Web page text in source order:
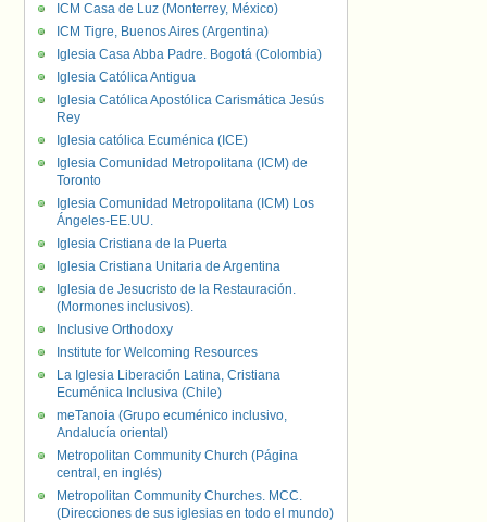
ICM Casa de Luz (Monterrey, México)
ICM Tigre, Buenos Aires (Argentina)
Iglesia Casa Abba Padre. Bogotá (Colombia)
Iglesia Católica Antigua
Iglesia Católica Apostólica Carismática Jesús
Rey
Iglesia católica Ecuménica (ICE)
Iglesia Comunidad Metropolitana (ICM) de
Toronto
Iglesia Comunidad Metropolitana (ICM) Los
Ángeles-EE.UU.
Iglesia Cristiana de la Puerta
Iglesia Cristiana Unitaria de Argentina
Iglesia de Jesucristo de la Restauración.
(Mormones inclusivos).
Inclusive Orthodoxy
Institute for Welcoming Resources
La Iglesia Liberación Latina, Cristiana
Ecuménica Inclusiva (Chile)
meTanoia (Grupo ecuménico inclusivo,
Andalucía oriental)
Metropolitan Community Church (Página
central, en inglés)
Metropolitan Community Churches. MCC.
(Direcciones de sus iglesias en todo el mundo)